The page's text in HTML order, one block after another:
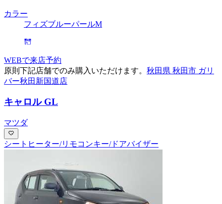
カラー
フィズブルーパールM
WEBで来店予約
原則下記店舗でのみ購入いただけます。 秋田県 秋田市 ガリ
バー秋田新国道店
キャロル GL
マツダ
シートヒーター/リモコンキー/ドアバイザー